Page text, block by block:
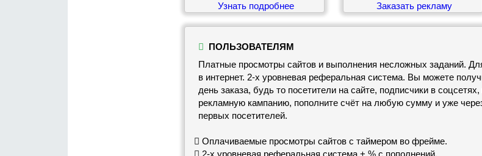
Узнать подробнее Заказать рекламу
ПОЛЬЗОВАТЕЛЯМ
Платные просмотры сайтов и выполнения несложных заданий.
в интернет. 2-х уровневая реферальная система. Вы можете
день заказа, будь то посетители на сайте, подписчики в
рекламную кампанию, пополните счёт на любую сумму и уже
первых посетителей.
Оплачиваемые просмотры сайтов с таймером во фрейме.
2-х уровневая реферальная система + % с пополнений.